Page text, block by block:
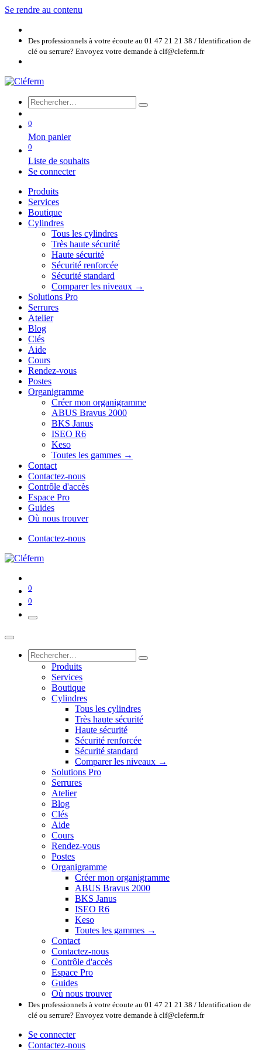
Se rendre au contenu
Des professionnels à votre écoute au 01 47 21 21 38 / Identification de
clé ou serrure? Envoyez votre demande à clf@cleferm.fr
0
Mon panier
0
Liste de souhaits
Se connecter
Produits
Services
Boutique
Cylindres
Tous les cylindres
Très haute sécurité
Haute sécurité
Sécurité renforcée
Sécurité standard
Comparer les niveaux →
Solutions Pro
Serrures
Atelier
Blog
Clés
Aide
Cours
Rendez-vous
Postes
Organigramme
Créer mon organigramme
ABUS Bravus 2000
BKS Janus
ISEO R6
Keso
Toutes les gammes →
Contact
Contactez-nous
Contrôle d'accès
Espace Pro
Guides
Où nous trouver
Contactez-nous
0
0
Produits
Services
Boutique
Cylindres
Tous les cylindres
Très haute sécurité
Haute sécurité
Sécurité renforcée
Sécurité standard
Comparer les niveaux →
Solutions Pro
Serrures
Atelier
Blog
Clés
Aide
Cours
Rendez-vous
Postes
Organigramme
Créer mon organigramme
ABUS Bravus 2000
BKS Janus
ISEO R6
Keso
Toutes les gammes →
Contact
Contactez-nous
Contrôle d'accès
Espace Pro
Guides
Où nous trouver
Des professionnels à votre écoute au 01 47 21 21 38 / Identification de
clé ou serrure? Envoyez votre demande à clf@cleferm.fr
Se connecter
Contactez-nous